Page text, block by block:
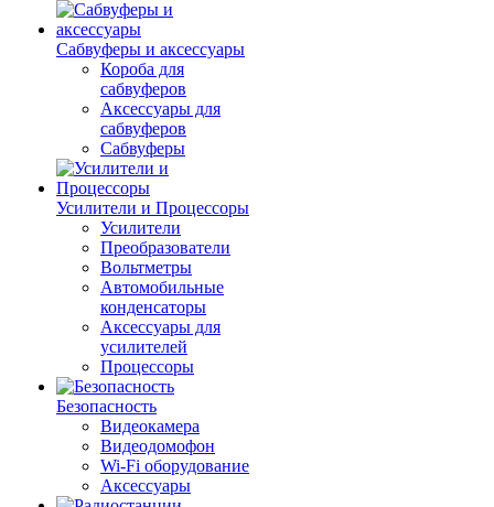
Сабвуферы и аксессуары
Короба для
сабвуферов
Аксессуары для
сабвуферов
Сабвуферы
Усилители и Процессоры
Усилители
Преобразователи
Вольтметры
Автомобильные
конденсаторы
Аксессуары для
усилителей
Процессоры
Безопасность
Видеокамера
Видеодомофон
Wi-Fi оборудование
Аксессуары